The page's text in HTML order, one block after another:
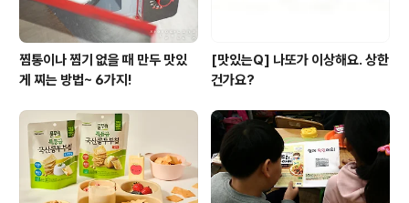
찜통이나 찜기 없을 때 만두 맛있
게 찌는 방법~ 6가지!
[맛있는Q] 나또가 이상해요. 상한
건가요?